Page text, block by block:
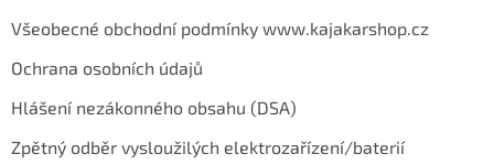
Všeobecné obchodní podmínky www.kajakarshop.cz
Ochrana osobních údajů
Hlášení nezákonného obsahu (DSA)
Zpětný odběr vysloužilých elektrozařízení/baterií